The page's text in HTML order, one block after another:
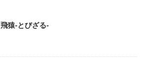
飛猿-とびざる-